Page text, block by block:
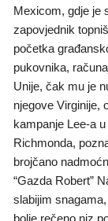
Mexicom, gdje je
zapovjednik
početka
pukovnika,
Unije, čak mu je
njegove Virginije,
kampanje Lee-a
Richmonda,
brojčano
“Gazda Robert”
slabijim